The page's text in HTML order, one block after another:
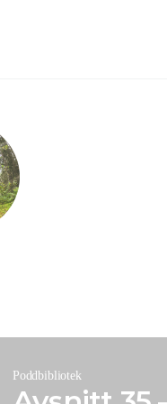
Poddbibliotek